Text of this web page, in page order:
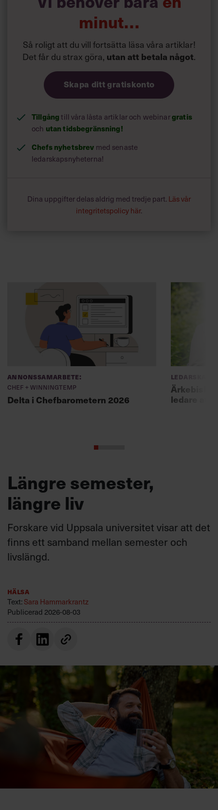
Siri Wikander: ”Led som i
minut…
Så roligt att du vill fortsätta läsa våra artiklar!
Det får du strax göra, utan att betala något.
Skapa ditt gratiskonto
Tillgång till våra låsta artiklar och webinargratis
och utan tidsbegränsning!
Chefs nyhetsbrev med senaste
ledarskapsnyheterna!
Dina uppgifter delas aldrig med tredje part. Läs vår
integritetspolicy här.
Annonssamarbete:
Chef + Winningtemp
Delta i Chefbarometern 2026
Ledarskap
ledare att
Längre semester,
längre liv
Forskare vid Uppsala universitet visar att det
finns ett samband mellan semester och
livslängd.
Hälsa
Text: Sara Hammarkrantz
Publicerad 2026-08-03